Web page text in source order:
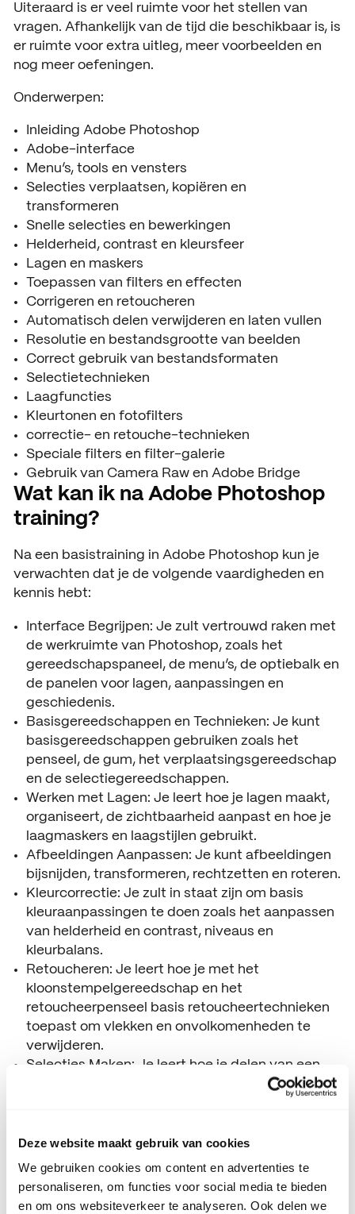
Deze website maakt gebruik van cookies
We gebruiken cookies om content en advertenties te
personaliseren, om functies voor social media te bieden
en om ons websiteverkeer te analyseren. Ook delen we
Uiteraard is er veel ruimte voor het stellen van
vragen. Afhankelijk van de tijd die beschikbaar is, is
er ruimte voor extra uitleg, meer voorbeelden en
nog meer oefeningen.
Onderwerpen:
Inleiding Adobe Photoshop
Adobe-interface
Menu’s, tools en vensters
Selecties verplaatsen, kopiëren en
transformeren
Snelle selecties en bewerkingen
Helderheid, contrast en kleursfeer
Lagen en maskers
Toepassen van filters en effecten
Corrigeren en retoucheren
Automatisch delen verwijderen en laten vullen
Resolutie en bestandsgrootte van beelden
Correct gebruik van bestandsformaten
Selectietechnieken
Laagfuncties
Kleurtonen en fotofilters
correctie- en retouche-technieken
Speciale filters en filter-galerie
Gebruik van Camera Raw en Adobe Bridge
Wat kan ik na Adobe Photoshop
training?
Na een basistraining in Adobe Photoshop kun je
verwachten dat je de volgende vaardigheden en
kennis hebt:
Interface Begrijpen: Je zult vertrouwd raken met
de werkruimte van Photoshop, zoals het
gereedschapspaneel, de menu’s, de optiebalk en
de panelen voor lagen, aanpassingen en
geschiedenis.
Basisgereedschappen en Technieken: Je kunt
basisgereedschappen gebruiken zoals het
penseel, de gum, het verplaatsingsgereedschap
en de selectiegereedschappen.
Werken met Lagen: Je leert hoe je lagen maakt,
organiseert, de zichtbaarheid aanpast en hoe je
laagmaskers en laagstijlen gebruikt.
Afbeeldingen Aanpassen: Je kunt afbeeldingen
bijsnijden, transformeren, rechtzetten en roteren.
Kleurcorrectie: Je zult in staat zijn om basis
kleuraanpassingen te doen zoals het aanpassen
van helderheid en contrast, niveaus en
kleurbalans.
Retoucheren: Je leert hoe je met het
kloonstempelgereedschap en het
retoucheerpenseel basis retoucheertechnieken
toepast om vlekken en onvolkomenheden te
verwijderen.
Selecties Maken: Je leert hoe je delen van een
afbeelding selecteert met verschillende
Tekst en Vormen: Je kunt tekst toevoegen en